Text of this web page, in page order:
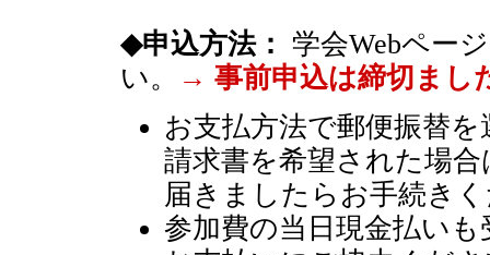
◆申込方法： 学会Webペー
い。
→ 事前申込は締切まし
お支払方法で郵便振替
請求書を希望された場
届きましたらお手続き
参加費の当日現金払い